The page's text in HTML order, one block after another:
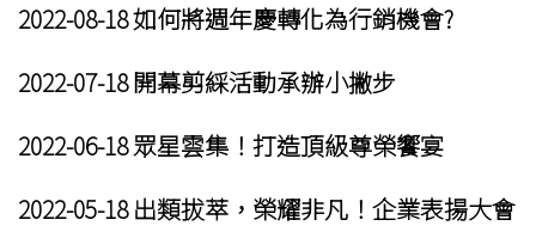
2022-08-18 如何將週年慶轉化為行銷機會?
2022-07-18開幕剪綵活動承辦小撇步
2022-06-18 眾星雲集！打造頂級尊榮饗宴
2022-05-18 出類拔萃，榮耀非凡！ 企業表揚大會